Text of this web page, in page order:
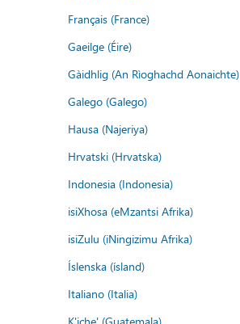
Français (France)
Gaeilge (Éire)
Gàidhlig (An Rìoghachd Aonaichte)
Galego (Galego)
Hausa (Najeriya)
Hrvatski (Hrvatska)
Indonesia (Indonesia)
isiXhosa (eMzantsi Afrika)
isiZulu (iNingizimu Afrika)
Íslenska (ísland)
Italiano (Italia)
K'iche' (Guatemala)